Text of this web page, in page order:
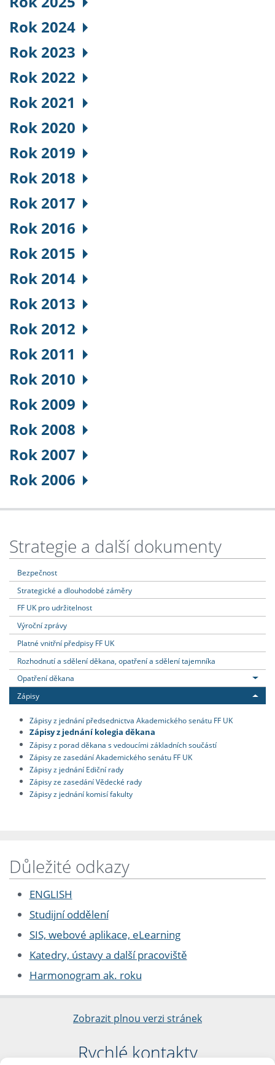
Rok 2024
Rok 2023
Rok 2022
Rok 2021
Rok 2020
Rok 2019
Rok 2018
Rok 2017
Rok 2016
Rok 2015
Rok 2014
Rok 2013
Rok 2012
Rok 2011
Rok 2010
Rok 2009
Rok 2008
Rok 2007
Rok 2006
Strategie a další dokumenty
Bezpečnost
Strategické a dlouhodobé záměry
FF UK pro udržitelnost
Výroční zprávy
Platné vnitřní předpisy FF UK
Rozhodnutí a sdělení děkana, opatření a sdělení tajemníka
Opatření děkana
Zápisy
Zápisy z jednání předsednictva Akademického senátu FF UK
Zápisy z jednání kolegia děkana
Zápisy z porad děkana s vedoucími základních součástí
Zápisy ze zasedání Akademického senátu FF UK
Zápisy z jednání Ediční rady
Zápisy ze zasedání Vědecké rady
Zápisy z jednání komisí fakulty
Důležité odkazy
ENGLISH
Studijní oddělení
SIS, webové aplikace, eLearning
Katedry, ústavy a další pracoviště
Harmonogram ak. roku
Zobrazit plnou verzi stránek
Rychlé kontakty